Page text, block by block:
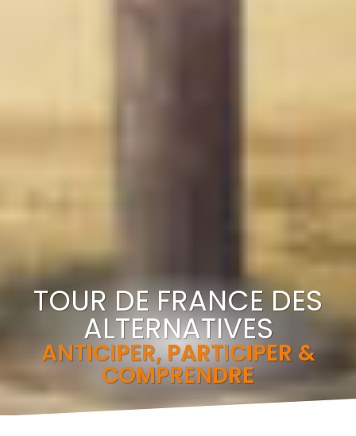
TOUR DE FRANCE DES
ALTERNATIVES
ANTICIPER, PARTICIPER &
COMPRENDRE